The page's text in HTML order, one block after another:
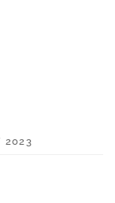
2023